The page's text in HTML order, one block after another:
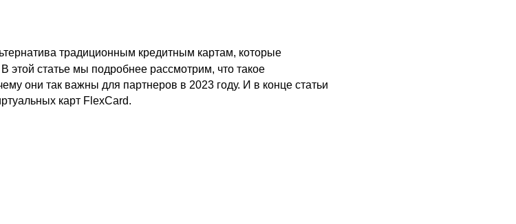
традиционным кредитным картам, которые
этой статье мы подробнее рассмотрим, что такое
они так важны для партнеров в 2023 году. И в конце статьи
карт FlexCard.